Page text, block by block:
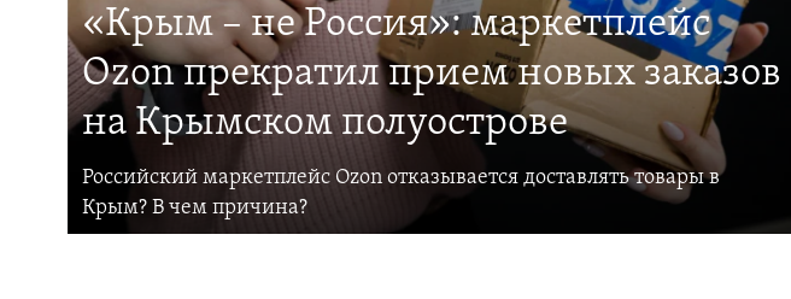
«Крым – не Россия»: маркетплейс
Ozon прекратил прием новых заказов
на Крымском полуострове
Российский маркетплейс Ozon отказывается доставлять товары в
Крым? В чем причина?